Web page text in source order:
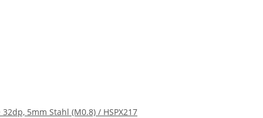
32dp, 5mm Stahl (M0.8) / HSPX217